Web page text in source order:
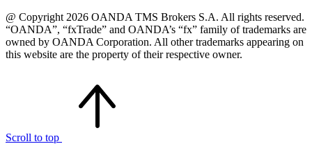
@ Copyright 2026 OANDA TMS Brokers S.A. All rights reserved.
“OANDA”, “fxTrade” and OANDA’s “fx” family of trademarks are
owned by OANDA Corporation. All other trademarks appearing on
this website are the property of their respective owner.
Scroll to top